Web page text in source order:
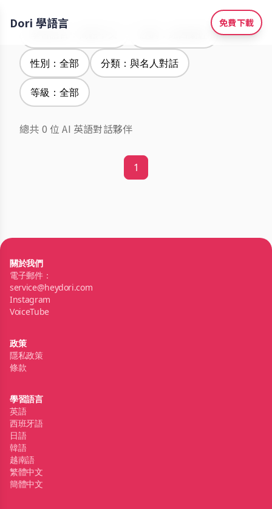
Dori 學語言 免費下載
性別：全部 分類：與名人對話
等級：全部
總共 0 位 AI 英語對話夥伴
1
關於我們
電子郵件：
service@heydori.com
Instagram
VoiceTube
政策
隱私政策
條款
學習語言
英語
西班牙語
日語
韓語
越南語
繁體中文
簡體中文